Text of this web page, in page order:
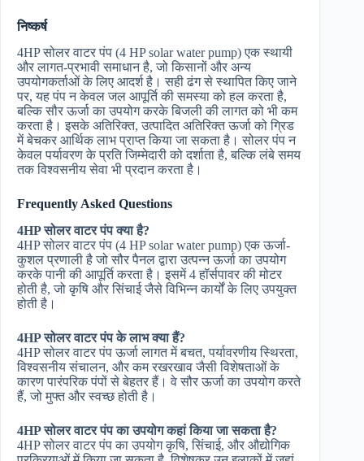
निष्कर्ष
4HP सोलर वाटर पंप (4 HP solar water pump) एक स्थायी
और लागत-प्रभावी समाधान है, जो किसानों और अन्य
उपयोगकर्ताओं के लिए आदर्श है। सही ढंग से स्थापित किए जाने
पर, यह पंप न केवल जल आपूर्ति की समस्या को हल करता है,
बल्कि सौर ऊर्जा का उपयोग करके बिजली की लागत को भी कम
करता है। इसके अतिरिक्त, उत्पादित अतिरिक्त ऊर्जा को ग्रिड
में बेचकर आर्थिक लाभ प्राप्त किया जा सकता है। सोलर पंप न
केवल पर्यावरण के प्रति जिम्मेदारी को दर्शाता है, बल्कि लंबे समय
तक विश्वसनीय सेवा भी प्रदान करता है।
Frequently Asked Questions
4HP सोलर वाटर पंप क्या है?
4HP सोलर वाटर पंप (4 HP solar water pump) एक ऊर्जा-
कुशल प्रणाली है जो सौर पैनल द्वारा उत्पन्न ऊर्जा का उपयोग
करके पानी की आपूर्ति करता है। इसमें 4 हॉर्सपावर की मोटर
होती है, जो कृषि और सिंचाई जैसे विभिन्न कार्यों के लिए उपयुक्त
होती है।
4HP सोलर वाटर पंप के लाभ क्या हैं?
4HP सोलर वाटर पंप ऊर्जा लागत में बचत, पर्यावरणीय स्थिरता,
विश्वसनीय संचालन, और कम रखरखाव जैसी विशेषताओं के
कारण पारंपरिक पंपों से बेहतर हैं। वे सौर ऊर्जा का उपयोग करते
हैं, जो मुफ्त और स्वच्छ होती है।
4HP सोलर वाटर पंप का उपयोग कहां किया जा सकता है?
4HP सोलर वाटर पंप का उपयोग कृषि, सिंचाई, और औद्योगिक